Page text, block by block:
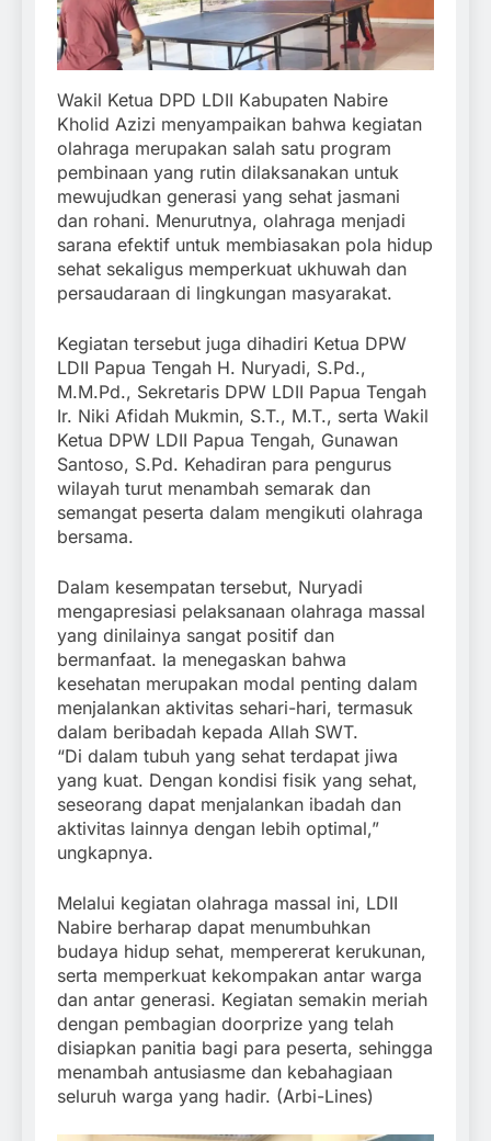
Wakil Ketua DPD LDII Kabupaten Nabire
Kholid Azizi menyampaikan bahwa kegiatan
olahraga merupakan salah satu program
pembinaan yang rutin dilaksanakan untuk
mewujudkan generasi yang sehat jasmani
dan rohani. Menurutnya, olahraga menjadi
sarana efektif untuk membiasakan pola hidup
sehat sekaligus memperkuat ukhuwah dan
persaudaraan di lingkungan masyarakat.
Kegiatan tersebut juga dihadiri Ketua DPW
LDII Papua Tengah H. Nuryadi, S.Pd.,
M.M.Pd., Sekretaris DPW LDII Papua Tengah
Ir. Niki Afidah Mukmin, S.T., M.T., serta Wakil
Ketua DPW LDII Papua Tengah, Gunawan
Santoso, S.Pd. Kehadiran para pengurus
wilayah turut menambah semarak dan
semangat peserta dalam mengikuti olahraga
bersama.
Dalam kesempatan tersebut, Nuryadi
mengapresiasi pelaksanaan olahraga massal
yang dinilainya sangat positif dan
bermanfaat. Ia menegaskan bahwa
kesehatan merupakan modal penting dalam
menjalankan aktivitas sehari-hari, termasuk
dalam beribadah kepada Allah SWT.
“Di dalam tubuh yang sehat terdapat jiwa
yang kuat. Dengan kondisi fisik yang sehat,
seseorang dapat menjalankan ibadah dan
aktivitas lainnya dengan lebih optimal,”
ungkapnya.
Melalui kegiatan olahraga massal ini, LDII
Nabire berharap dapat menumbuhkan
budaya hidup sehat, mempererat kerukunan,
serta memperkuat kekompakan antar warga
dan antar generasi. Kegiatan semakin meriah
dengan pembagian doorprize yang telah
disiapkan panitia bagi para peserta, sehingga
menambah antusiasme dan kebahagiaan
seluruh warga yang hadir. (Arbi-Lines)